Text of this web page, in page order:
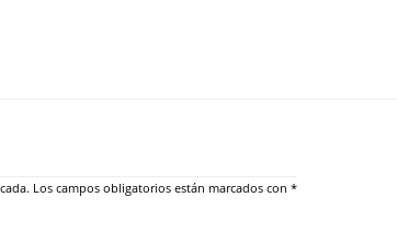
Los campos obligatorios están marcados con *